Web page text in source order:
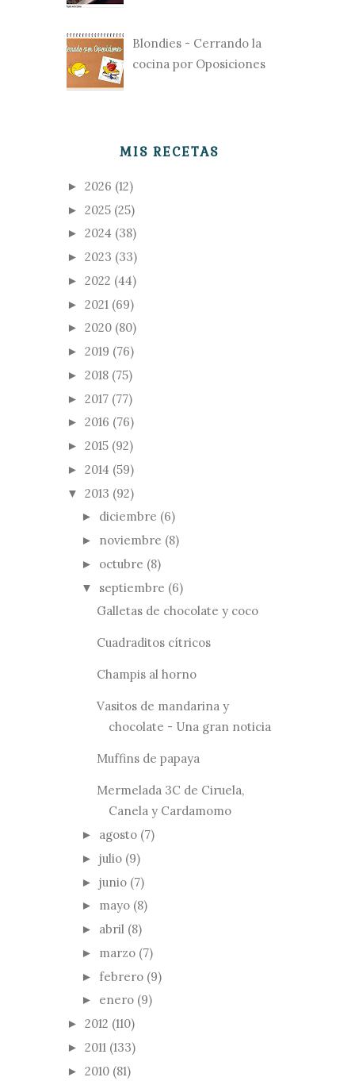
Blondies - Cerrando la
cocina por Oposiciones
MIS RECETAS
► 2026 (12)
► 2025 (25)
► 2024 (38)
► 2023 (33)
► 2022 (44)
► 2021 (69)
► 2020 (80)
► 2019 (76)
► 2018 (75)
► 2017 (77)
► 2016 (76)
► 2015 (92)
► 2014 (59)
▼ 2013 (92)
► diciembre (6)
► noviembre (8)
► octubre (8)
▼ septiembre (6)
Galletas de chocolate y coco
Cuadraditos cítricos
Champis al horno
Vasitos de mandarina y
chocolate - Una gran noticia
Muffins de papaya
Mermelada 3C de Ciruela,
Canela y Cardamomo
► agosto (7)
► julio (9)
► junio (7)
► mayo (8)
► abril (8)
► marzo (7)
► febrero (9)
► enero (9)
► 2012 (110)
► 2011 (133)
► 2010 (81)